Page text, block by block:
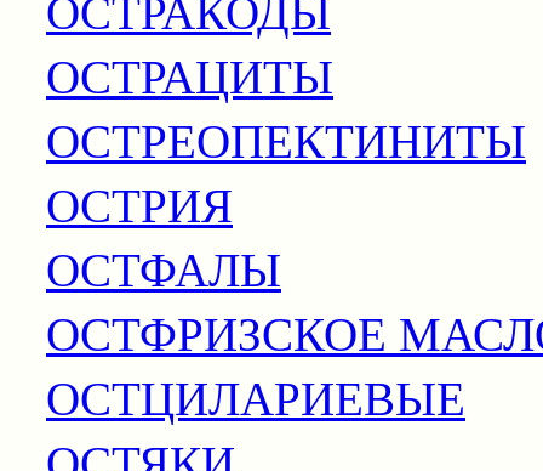
ОСТРАЦИТЫ
ОСТРЕОПЕКТИНИТЫ
ОСТРИЯ
ОСТФАЛЫ
ОСТФРИЗСКОЕ
ОСТЦИЛАРИЕВЫЕ